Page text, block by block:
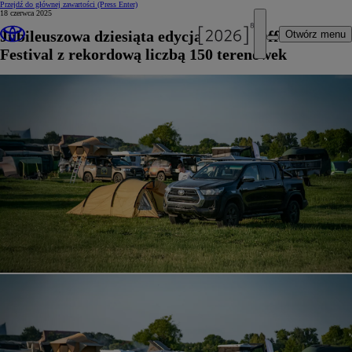
Przejdź do głównej zawartości (Press Enter)
Otwórz menu
18 czerwca 2025
Jubileuszowa dziesiąta edycja Toyota Off-Road
Festival z rekordową liczbą 150 terenówek